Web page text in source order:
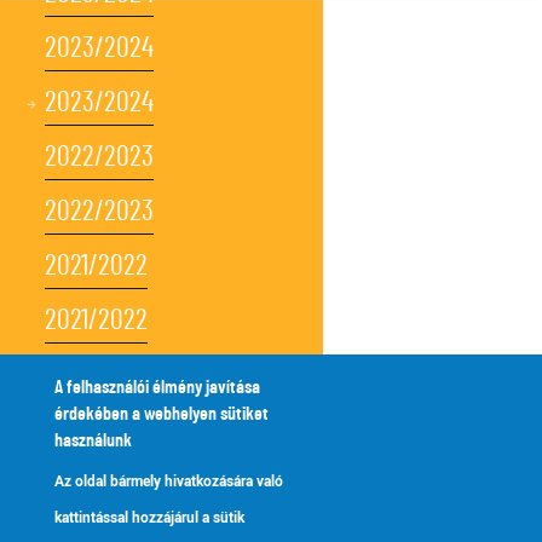
2023/2024
2023/2024
2022/2023
2022/2023
2021/2022
2021/2022
2021/2022
2021/2022
2021/2022
A felhasználói élmény javítása
érdekében a webhelyen sütiket
használunk
Az oldal bármely hivatkozására való
kattintással hozzájárul a sütik